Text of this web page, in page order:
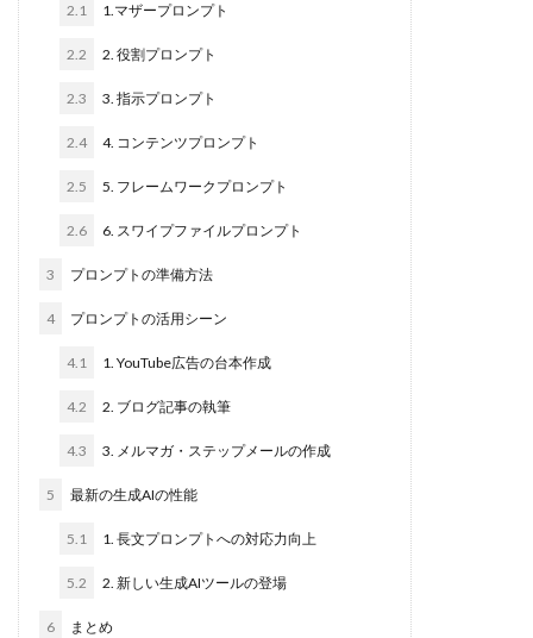
2.1 1.マザープロンプト
2.2 2. 役割プロンプト
2.3 3. 指示プロンプト
2.4 4. コンテンツプロンプト
2.5 5. フレームワークプロンプト
2.6 6. スワイプファイルプロンプト
3 プロンプトの準備方法
4 プロンプトの活用シーン
4.1 1. YouTube広告の台本作成
4.2 2. ブログ記事の執筆
4.3 3. メルマガ・ステップメールの作成
5 最新の生成AIの性能
5.1 1. 長文プロンプトへの対応力向上
5.2 2. 新しい生成AIツールの登場
6 まとめ